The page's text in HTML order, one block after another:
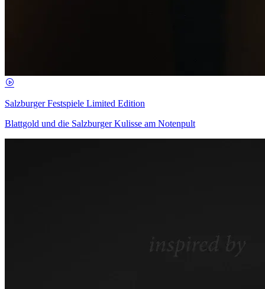
Salzburger Festspiele Limited Edition
Blattgold und die Salzburger Kulisse am Notenpult